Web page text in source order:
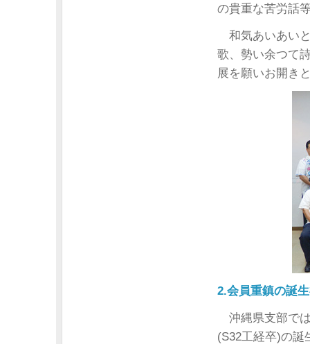
の貴重な苦労話
和気あいあい
歌、勢い余つて
展を願いお開き
2.会員重鎮の誕
沖縄県支部で
(S32工経卒)の誕